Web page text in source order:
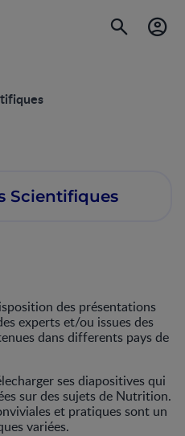
Scientifiques
des présentations
experts et/ou issues des
dans differents pays de
ses diapositives qui
sur des sujets de Nutrition.
et pratiques sont un
variées.